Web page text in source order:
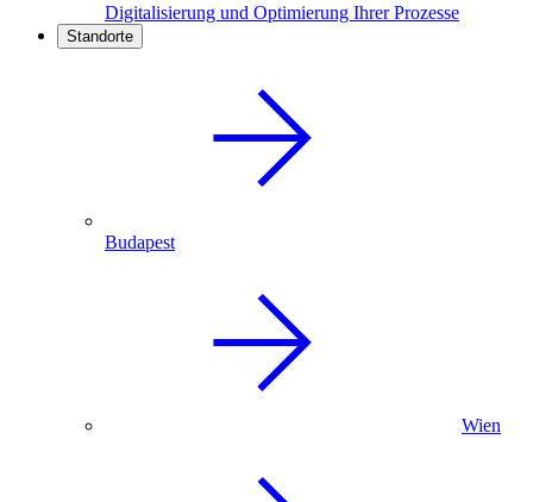
Digitalisierung und Optimierung Ihrer Prozesse
Standorte
Budapest
Wien